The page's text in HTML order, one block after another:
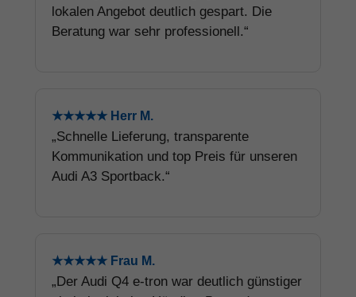
lokalen Angebot deutlich gespart. Die
Beratung war sehr professionell.“
★★★★★ Herr M.
„Schnelle Lieferung, transparente
Kommunikation und top Preis für unseren
Audi A3 Sportback.“
★★★★★ Frau M.
„Der Audi Q4 e-tron war deutlich günstiger